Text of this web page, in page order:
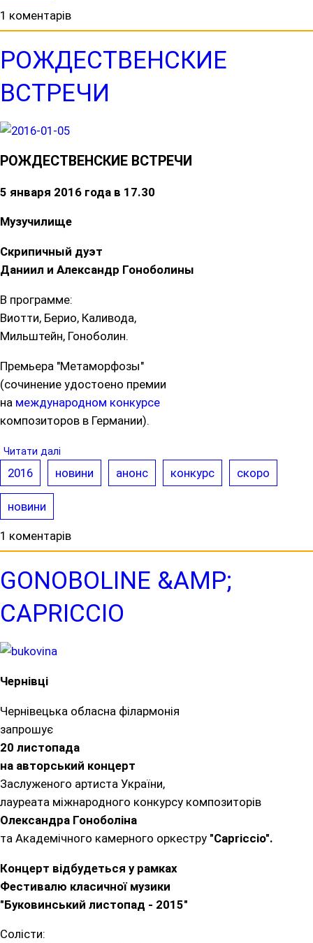
1 коментарів
РОЖДЕСТВЕНСКИЕ
ВСТРЕЧИ
РОЖДЕСТВЕНСКИЕ ВСТРЕЧИ
5 января 2016 года в 17.30
Музучилище
Скрипичный дуэт
Даниил и Александр Гоноболины
В программе:
Виотти, Берио, Каливода,
Мильштейн, Гоноболин.
Премьера "Метаморфозы"
(сочинение удостоено премии
на международном конкурсе
композиторов в Германии).
Читати далі
2016 новини анонс конкурс скоро
новини
1 коментарів
GONOBOLINE &AMP;
CAPRICCIO
Чернівці
Чернівецька обласна філармонія
запрошує
20 листопада
на авторський концерт
Заслуженого артиста України,
лауреата міжнародного конкурсу композиторів
Олександра Гоноболіна
та Академічного камерного оркестру "Capriccio".
Концерт відбудеться у рамках
Фестивалю класичної музики
"Буковинський листопад - 2015"
Солісти: